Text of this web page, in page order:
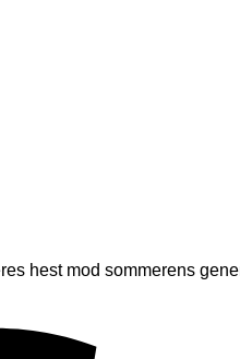
hest mod sommerens